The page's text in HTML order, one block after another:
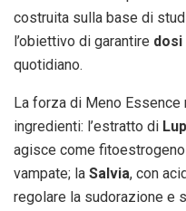
costruita sulla base di
l’obiettivo di garantire
quotidiano.
La forza di Meno Essence
ingredienti: l’estratto di
agisce come
vampate; la Salvia, con
regolare la sudorazione e